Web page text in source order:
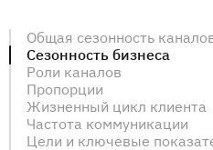
Общая сезонность
Сезонность бизнеса
Роли каналов
Пропорции
Жизненный цикл клиента
Частота коммуникации
Цели и ключевые